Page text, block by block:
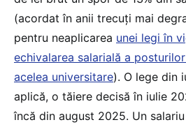
(acordat în anii trecuți mai
pentru neaplicarea unei legi în
echivalarea salarială a
acelea universitare). O lege din
aplică, o tăiere decisă în iulie
încă din august 2025. Un